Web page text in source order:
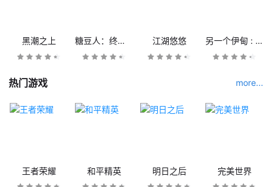
黑潮之上 糖豆人：终极淘汰赛 江湖悠悠 另一个伊甸 : 超越时空的猫
热门游戏 more...
王者荣耀 和平精英 明日之后 完美世界